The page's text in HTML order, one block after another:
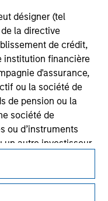
désigner (tel
de la directive
de crédit,
institution financière
d'assurance,
ou la société de
de pension ou la
société de
ou d’instruments
un autre investisseur
ou réglementé(e)
; (b) une grande
critères de taille